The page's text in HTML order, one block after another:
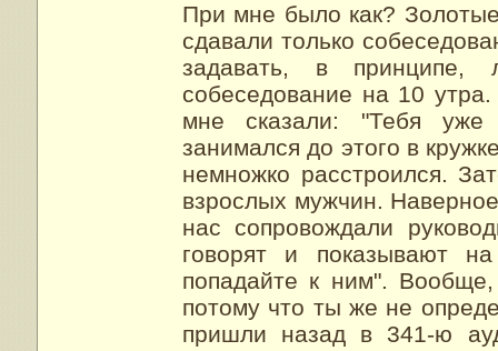
При мне было как?
сдавали только
задавать, в принципе,
собеседование на 10
мне сказали: "Тебя
занимался до этого в
немножко расстроился.
взрослых мужчин.
нас сопровождали
говорят и показывают
попадайте к ним". Вообще,
потому что ты же не
пришли назад в 341-ю